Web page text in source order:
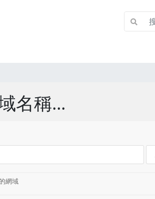
名稱...
網域